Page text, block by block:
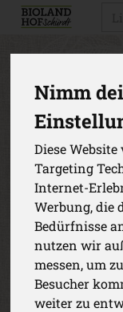
Nimm
Diese
Targeting
Internet-
Werbung, die
Bedürfnisse
nutzen wir
messen, um
Besucher
weiter zu
Produkt
nicht
Das von dir
verfügbar.